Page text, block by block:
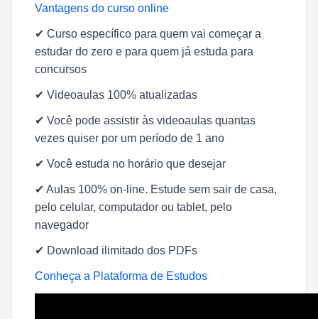
Vantagens do curso online
✔ Curso específico para quem vai começar a
estudar do zero e para quem já estuda para
concursos
✔ Videoaulas 100% atualizadas
✔ Você pode assistir às videoaulas quantas
vezes quiser por um período de 1 ano
✔ Você estuda no horário que desejar
✔ Aulas 100% on-line. Estude sem sair de casa,
pelo celular, computador ou tablet, pelo
navegador
✔ Download ilimitado dos PDFs
Conheça a Plataforma de Estudos